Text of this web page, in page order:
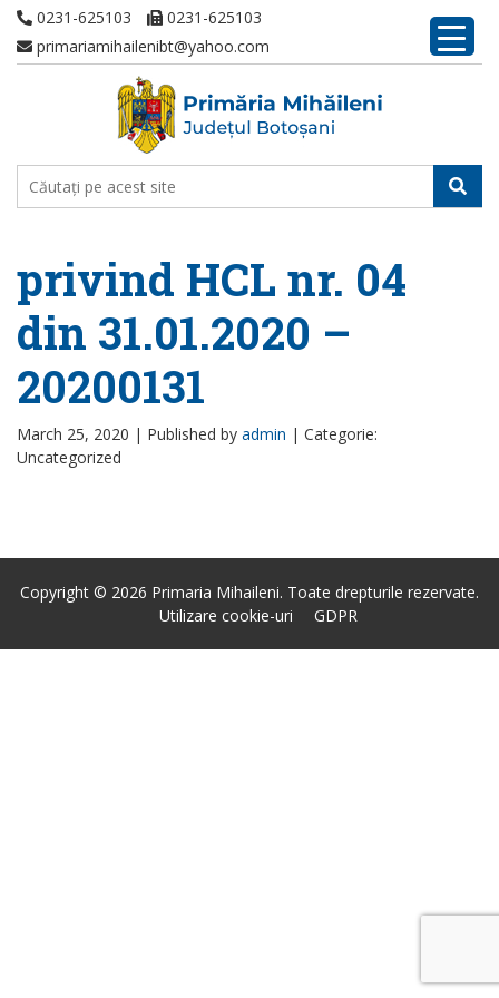
0231-625103
0231-625103
primariamihailenibt@yahoo.com
privind HCL nr. 04
din 31.01.2020 –
20200131
March 25, 2020 | Published by admin | Categorie:
Uncategorized
Copyright © 2026 Primaria Mihaileni. Toate drepturile rezervate.
Utilizare cookie-uri
GDPR